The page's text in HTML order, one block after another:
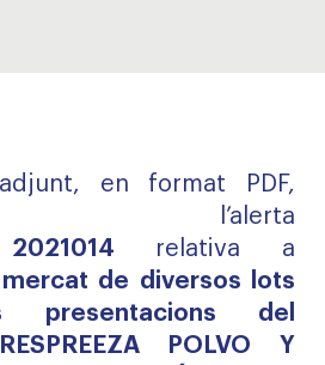
en format PDF,
l’alerta
relativa a
de diversos lots
presentacions del
POLVO Y